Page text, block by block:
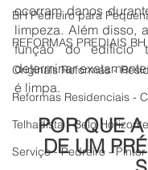
BH Pedreiro para
REFORMAS PREDIAIS
Originals Reformas -
Reformas Residenciais -
Telhadista - Belo Horizonte
Serviço - Pedreiro - Pintor
ocorram danos
limpeza. Além disso,
função do edifício
determinar
é limpa.
POR QUE
DE UM